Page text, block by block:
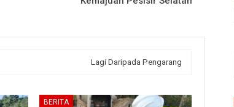
Lagi Daripada Pengarang
BERITA